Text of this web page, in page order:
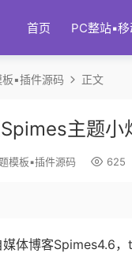
首页 PC整站▪
▪插件源码 正文
主题小
模板▪插件源码 625
媒体博客Spimes4.6